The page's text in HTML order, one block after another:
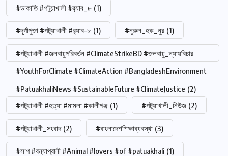
#ডাকাতি #পটুয়াখালী #র‍্যাব_৮ (1)
#দূর্গাপুজা #পটুয়াখালী #র‍্যাব-৮ (1) #নুরুল_হক_নুর (1)
#পটুয়াখালী #জলবায়ুপরিবর্তন #ClimateStrikeBD #জলবায়ু_ন্যায়বিচার
#YouthForClimate #ClimateAction #BangladeshEnvironment
#PatuakhaliNews #SustainableFuture #ClimateJustice (2)
#পটুয়াখালী #হত্যা #মামলা #কালীগঞ্জ (1) #পটুয়াখালী_নিউজ (2)
#পটুয়াখালী_সংবাদ (2) #বাংলাদেশশিক্ষাব্যবস্থা (3)
#সাপ #বন্যাপ্রানী #Animal #lovers #of #patuakhali (1)